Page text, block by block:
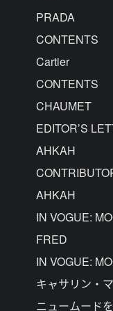
PRADA
CONTENTS
Cartier
CONTENTS
CHAUMET
EDITOR’S
AHKAH
AHKAH
IN VOGUE:
FRED
IN VOGUE:
キャサリン・
ニュームード